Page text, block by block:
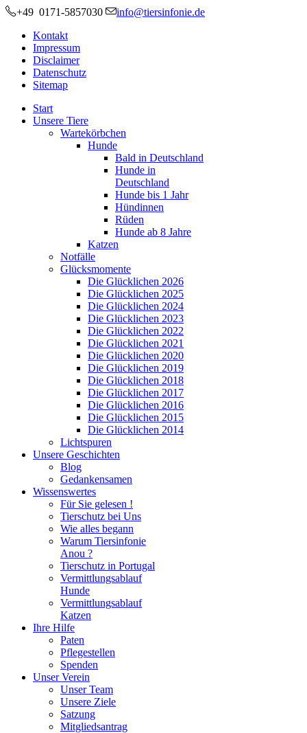
+49 0171-5857030 info@tiersinfonie.de
Kontakt
Impressum
Disclaimer
Datenschutz
Sitemap
Start
Unsere Tiere
Wartekörbchen
Hunde
Bald in Deutschland
Hunde in
Deutschland
Hunde bis 1 Jahr
Hündinnen
Rüden
Hunde ab 8 Jahre
Katzen
Notfälle
Glücksmomente
Die Glücklichen 2026
Die Glücklichen 2025
Die Glücklichen 2024
Die Glücklichen 2023
Die Glücklichen 2022
Die Glücklichen 2021
Die Glücklichen 2020
Die Glücklichen 2019
Die Glücklichen 2018
Die Glücklichen 2017
Die Glücklichen 2016
Die Glücklichen 2015
Die Glücklichen 2014
Lichtspuren
Unsere Geschichten
Blog
Gedankensamen
Wissenswertes
Für Sie gelesen !
Tierschutz bei Uns
Wie alles begann
Warum Tiersinfonie
Anou ?
Tierschutz in Portugal
Vermittlungsablauf
Hunde
Vermittlungsablauf
Katzen
Ihre Hilfe
Paten
Pflegestellen
Spenden
Unser Verein
Unser Team
Unsere Ziele
Satzung
Mitgliedsantrag